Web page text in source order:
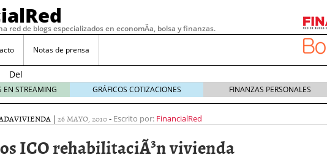
red de blogs especializados en economÃ­a, bolsa y finanzas.
Notas de prensa
Del
depósito
a la
cómo
cambiando
EN STREAMING GRÁFICOS COTIZACIONES FINANZAS PERSONALES
VIVIENDA | 26 MAYO, 2010- Escrito por: FinancialRed
ICO rehabilitaciÃ³n vivienda